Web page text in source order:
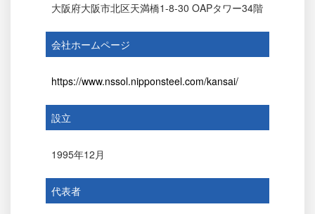
大阪府大阪市北区天満橋1-8-30 OAPタワー34階
会社ホームページ
https://www.nssol.nipponsteel.com/kansai/
設立
1995年12月
代表者